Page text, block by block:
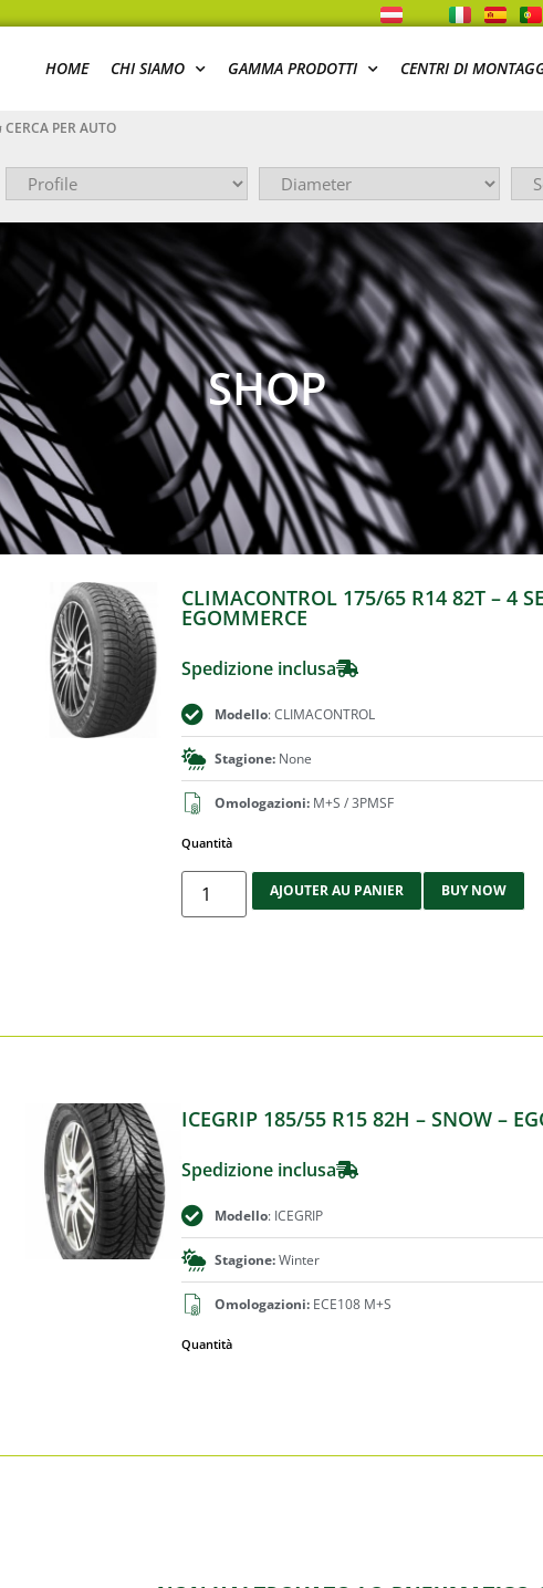
HOME CHI SIAMO GAMMA PRODOTTI CENTRI DI
CERCA PER AUTO
SHOP
CLIMACONTROL 175/65 R14 82T – 4
EGOMMERCE
Spedizione inclusa
Modello: CLIMACONTROL
Stagione: None
Omologazioni: M+S / 3PMSF
Quantità
AJOUTER AU PANIER BUY NOW
ICEGRIP 185/55 R15 82H – SNOW –
Spedizione inclusa
Modello: ICEGRIP
Stagione:Winter
Omologazioni: ECE108 M+S
Quantità